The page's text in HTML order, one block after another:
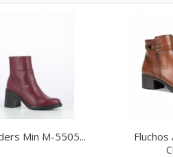
Min M-5505...
Fluchos